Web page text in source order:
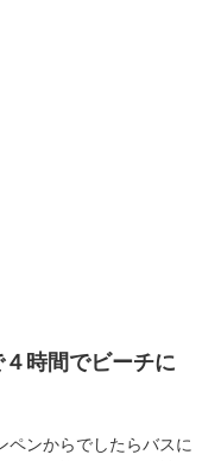
時間でビーチに
ペンからでしたらバスに